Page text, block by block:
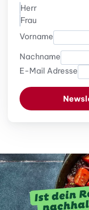
Herr
Frau
Vorname
Nachname
E-Mail Adresse